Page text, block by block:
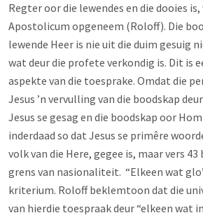
Regter oor die lewendes en die dooies
Apostolicum opgeneem (Roloff). Die
lewende Heer is nie uit die duim gesuig
wat deur die profete verkondig is. Dit is
aspekte van die toesprake. Omdat die
Jesus ’n vervulling van die boodskap
Jesus se gesag en die boodskap oor
inderdaad so dat Jesus se primêre
volk van die Here, gegee is, maar vers
grens van nasionaliteit. “Elkeen wat
kriterium. Roloff beklemtoon dat die
van hierdie toespraak deur “elkeen wat